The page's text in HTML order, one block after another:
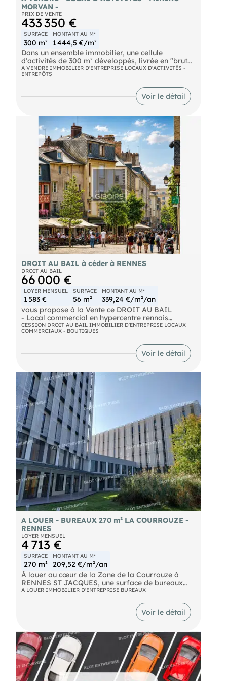
MORVAN -
PRIX DE VENTE
433 350 €
SURFACE
300 m²
MONTANT AU M²
1 444,5 €/m²
Dans un ensemble immobilier, une cellule
d'activités de 300 m² développés, livrée en "brut
de béton", isolation double peau toiture et
périphérie, comprenant :
- 50 m² de mezzanine Le tout sur un terrain clos,
naturels, miniers, ou technologiques, auxquels ces
biens sont exposés, sont disponibles sur le site
A VENDRE IMMOBILIER D'ENTREPRISE LOCAUX D'ACTIVITÉS -
ENTREPÔTS
Voir le détail
DROIT AU BAIL à céder à RENNES
DROIT AU BAIL
66 000 €
LOYER MENSUEL
1 583 €
SURFACE
56 m²
MONTANT AU M²
339,24 €/m²/an
vous propose à la Vente ce DROIT AU BAIL
- Local commercial en hypercentre rennais
- Une opportunité commerciale à saisir
Plongez au coeur de l'effervescence rennaise avec
ce droit au bail idéalement situé dans un
environnement commercial des plus attractifs.
À deux pas de la place des Lices et du métro
Sainte-Anne, ce local de 56 m² environ bénéficie
d'un emplacement stratégique, situé entre un
secteur dynamique de restauration et les rues
commerçantes accueillant de belles enseignes de
prêt-à-porter.
Il profite ainsi d'un environnement attractif et d'un
flux piéton important.
Un emplacement stratégique pour développer
votre activité.
CESSION DROIT AU BAIL IMMOBILIER D'ENTREPRISE LOCAUX
COMMERCIAUX - BOUTIQUES
Voir le détail
A LOUER - BUREAUX 270 m² LA COURROUZE -
RENNES
LOYER MENSUEL
4 713 €
SURFACE
270 m²
MONTANT AU M²
209,52 €/m²/an
À louer au cœur de la Zone de la Courrouze à
RENNES ST JACQUES, une surface de bureaux
d'environ 270 m² avec belle visibilité.
- deux salles de réunions
- WC privatifs Accessibilité optimale avec les
lignes de bus et métro B, au pied de l'immeuble.
Accès direct à la rocade Ouest et aux 4 voies.
L'immeuble dispose d'un ascenseur et est
accessible aux personnes à mobilité réduite.
Parmi les points forts de ce bien : 5
A LOUER IMMOBILIER D'ENTREPRISE BUREAUX
Voir le détail